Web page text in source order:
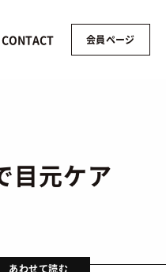
CONTACT 会員ページ
目元ケア
あわせて読む